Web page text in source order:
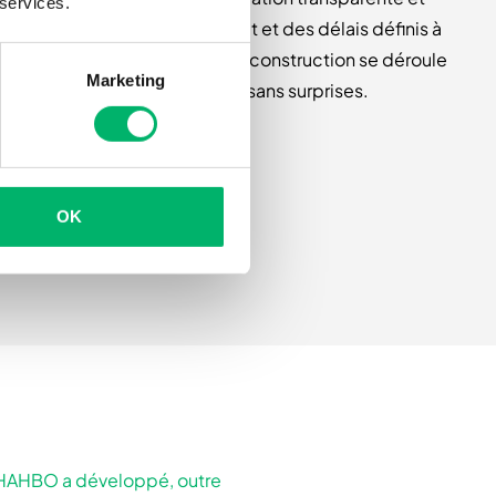
Marketing
OK
efficace, avec un budget et des délais définis à
l’avance. Votre projet de construction se déroule
comme prévu, sans surprises.
a développé, outre